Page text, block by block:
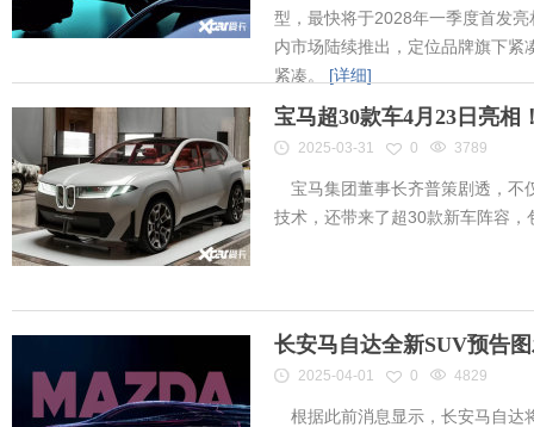
型，最快将于2028年一季度首发
内市场陆续推出，定位品牌旗下紧
紧凑。 [详细]
宝马超30款车4月23日亮
2025-03-31 0 3789
宝马集团董事长齐普策剧透，不
技术，还带来了超30款新车阵容
长安马自达全新SUV预告
2025-04-01 0 4829
根据此前消息显示，长安马自达